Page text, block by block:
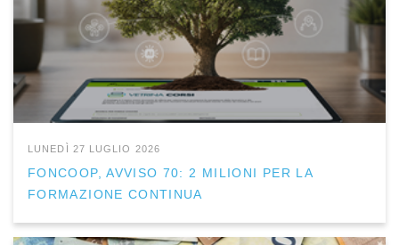
LUNEDÌ 27 LUGLIO 2026
FONCOOP, AVVISO 70: 2 MILIONI PER LA
FORMAZIONE CONTINUA